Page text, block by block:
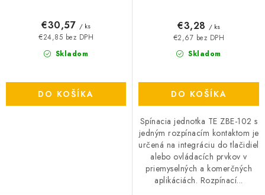
Skladom
€24,85 bez DPH
€30,57 / ks
DO KOŠÍKA
Skladom
€2,67 bez DPH
€3,28 / ks
DO KOŠÍKA
Spínacia jednotka TE ZBE-102 s
jedným rozpínacím kontaktom je
určená na integráciu do tlačidiel
alebo ovládacích prvkov v
priemyselných a komerčných
aplikáciách. Rozpínací...